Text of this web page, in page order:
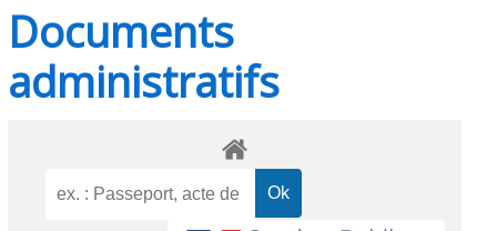
Documents
administratifs